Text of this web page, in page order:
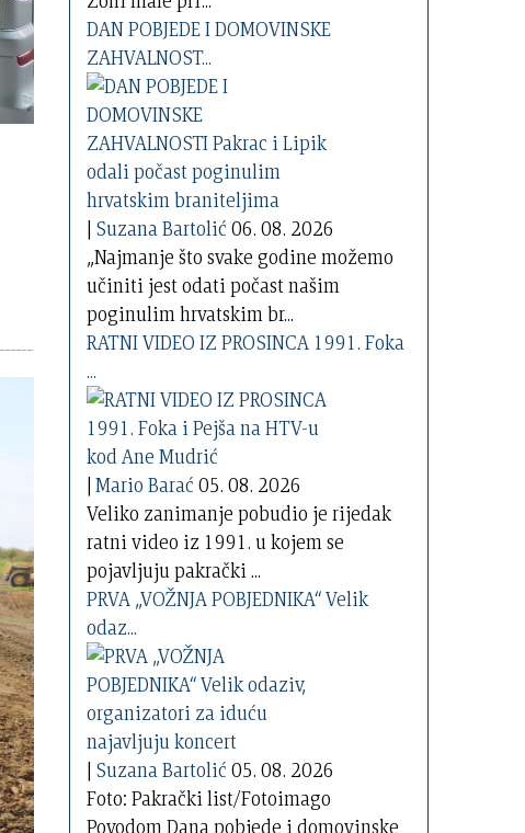
DAN POBJEDE I DOMOVINSKE
ZAHVALNOST...
| Suzana Bartolić 06. 08. 2026
„Najmanje što svake godine možemo
učiniti jest odati počast našim
poginulim hrvatskim br...
RATNI VIDEO IZ PROSINCA 1991. Foka
...
|Mario Barać 05. 08. 2026
Veliko zanimanje pobudio je rijedak
ratni video iz 1991. u kojem se
pojavljuju pakrački ...
PRVA „VOŽNJA POBJEDNIKA“ Velik
odaz...
| Suzana Bartolić 05. 08. 2026
Foto: Pakrački list/Fotoimago
Povodom Dana pobjede i domovinske